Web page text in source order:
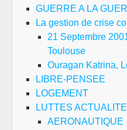
GUERRE A LA
La gestion de crise
21 Septembre
Toulouse
Ouragan Katrina,
LIBRE-PENSEE
LOGEMENT
LUTTES
AERONAUTIQUE